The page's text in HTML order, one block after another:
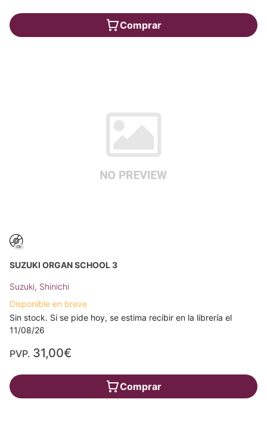
Comprar
SUZUKI ORGAN SCHOOL 3
Suzuki, Shinichi
Disponible en breve
Sin stock. Si se pide hoy, se estima recibir en la librería el
11/08/26
PVP. 31,00€
Comprar